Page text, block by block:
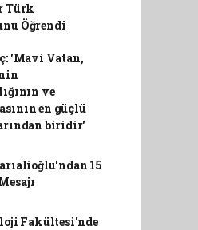
Türk
Öğrendi
'Mavi Vatan,
ve
en güçlü
biridir'
15
Fakültesi'nde